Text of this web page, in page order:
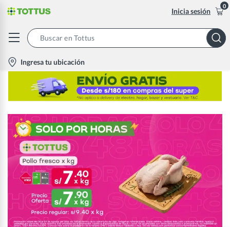
Inicia sesión
0
location-
icon
Ingresa tu ubicación